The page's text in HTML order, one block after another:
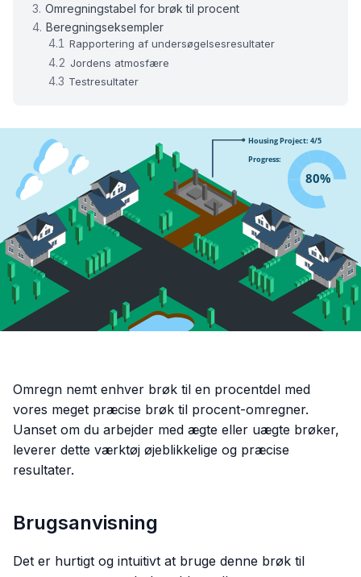
Omregningstabel for brøk til procent
Beregningseksempler
Rapportering af undersøgelsesresultater
Jordens atmosfære
Testresultater
Omregn nemt enhver brøk til en procentdel med
vores meget præcise brøk til procent-omregner.
Uanset om du arbejder med ægte eller uægte brøker,
leverer dette værktøj øjeblikkelige og præcise
resultater.
Brugsanvisning
Det er hurtigt og intuitivt at bruge denne brøk til